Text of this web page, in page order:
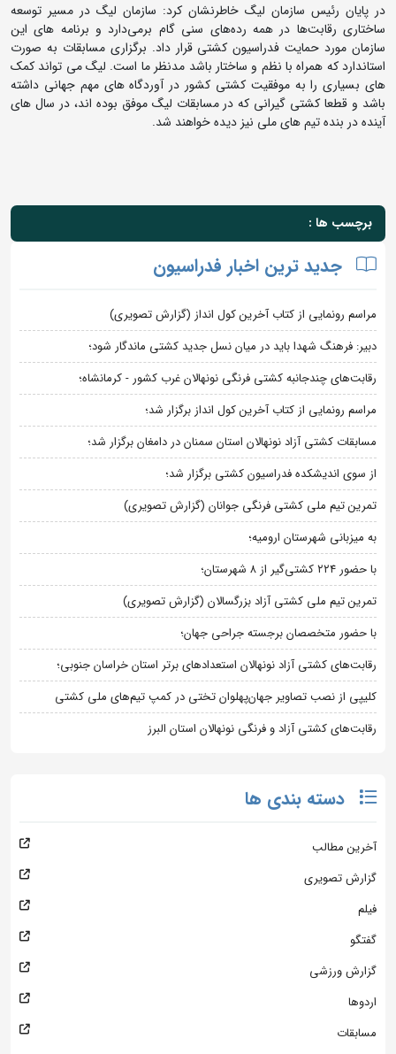
در پایان رئیس سازمان لیگ خاطرنشان کرد: سازمان لیگ در مسیر توسعه
ساختاری رقابت‌ها در همه رده‌های سنی گام برمی‌دارد و برنامه های این
سازمان مورد حمایت فدراسیون کشتی قرار داد. برگزاری مسابقات به صورت
استاندارد که همراه با نظم و ساختار باشد مدنظر ما است. لیگ می تواند کمک
های بسیاری را به موفقیت کشتی کشور در آوردگاه های مهم جهانی داشته
باشد و قطعا کشتی گیرانی که در مسابقات لیگ موفق بوده اند، در سال های
آینده در بنده تیم های ملی نیز دیده خواهند شد.
برچسب ها :
جدید ترین اخبار فدراسیون
مراسم رونمایی از کتاب آخرین کول انداز (گزارش تصویری)
دبیر: فرهنگ شهدا باید در میان نسل جدید کشتی ماندگار شود؛
رقابت‌های چندجانبه کشتی فرنگی نونهالان غرب کشور - کرمانشاه؛
مراسم رونمایی از کتاب آخرین کول انداز برگزار شد؛
مسابقات کشتی آزاد نونهالان استان سمنان در دامغان برگزار شد؛
از سوی اندیشکده فدراسیون کشتی برگزار شد؛
تمرین تیم ملی کشتی فرنگی جوانان (گزارش تصویری)
به میزبانی شهرستان ارومیه؛
با حضور ۲۲۴ کشتی‌گیر از ۸ شهرستان؛
تمرین تیم ملی کشتی آزاد بزرگسالان (گزارش تصویری)
با حضور متخصصان برجسته جراحی جهان؛
رقابت‌های کشتی آزاد نونهالان استعدادهای برتر استان خراسان جنوبی؛
کلیپی از نصب تصاویر جهان‌پهلوان تختی در کمپ تیم‌های ملی کشتی
رقابت‌های کشتی آزاد و فرنگی نونهالان استان البرز
دسته بندی ها
آخرین مطالب
گزارش تصویری
فیلم
گفتگو
گزارش ورزشی
اردوها
مسابقات